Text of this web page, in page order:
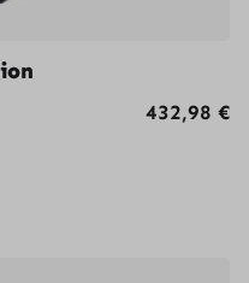
432,98 €